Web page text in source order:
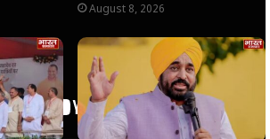
August 8, 2026